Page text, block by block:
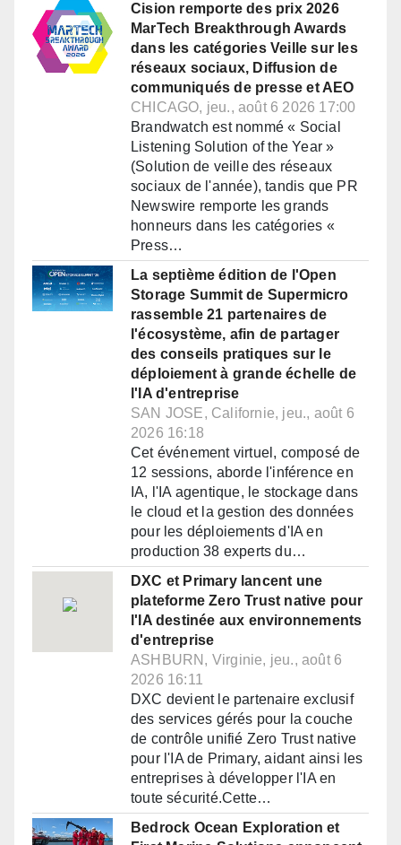
Cision remporte des prix 2026
MarTech Breakthrough Awards
dans les catégories Veille sur les
réseaux sociaux, Diffusion de
communiqués de presse et AEO
CHICAGO, jeu., août 6 2026 17:00
Brandwatch est nommé « Social
Listening Solution of the Year »
(Solution de veille des réseaux
sociaux de l'année), tandis que PR
Newswire remporte les grands
honneurs dans les catégories «
Press…
La septième édition de l'Open
Storage Summit de Supermicro
rassemble 21 partenaires de
l'écosystème, afin de partager
des conseils pratiques sur le
déploiement à grande échelle de
l'IA d'entreprise
SAN JOSE, Californie, jeu., août 6
2026 16:18
Cet événement virtuel, composé de
12 sessions, aborde l'inférence en
IA, l'IA agentique, le stockage dans
le cloud et la gestion des données
pour les déploiements d'IA en
production 38 experts du…
DXC et Primary lancent une
plateforme Zero Trust native pour
l'IA destinée aux environnements
d'entreprise
ASHBURN, Virginie, jeu., août 6
2026 16:11
DXC devient le partenaire exclusif
des services gérés pour la couche
de contrôle unifié Zero Trust native
pour l'IA de Primary, aidant ainsi les
entreprises à développer l'IA en
toute sécurité.Cette…
Bedrock Ocean Exploration et